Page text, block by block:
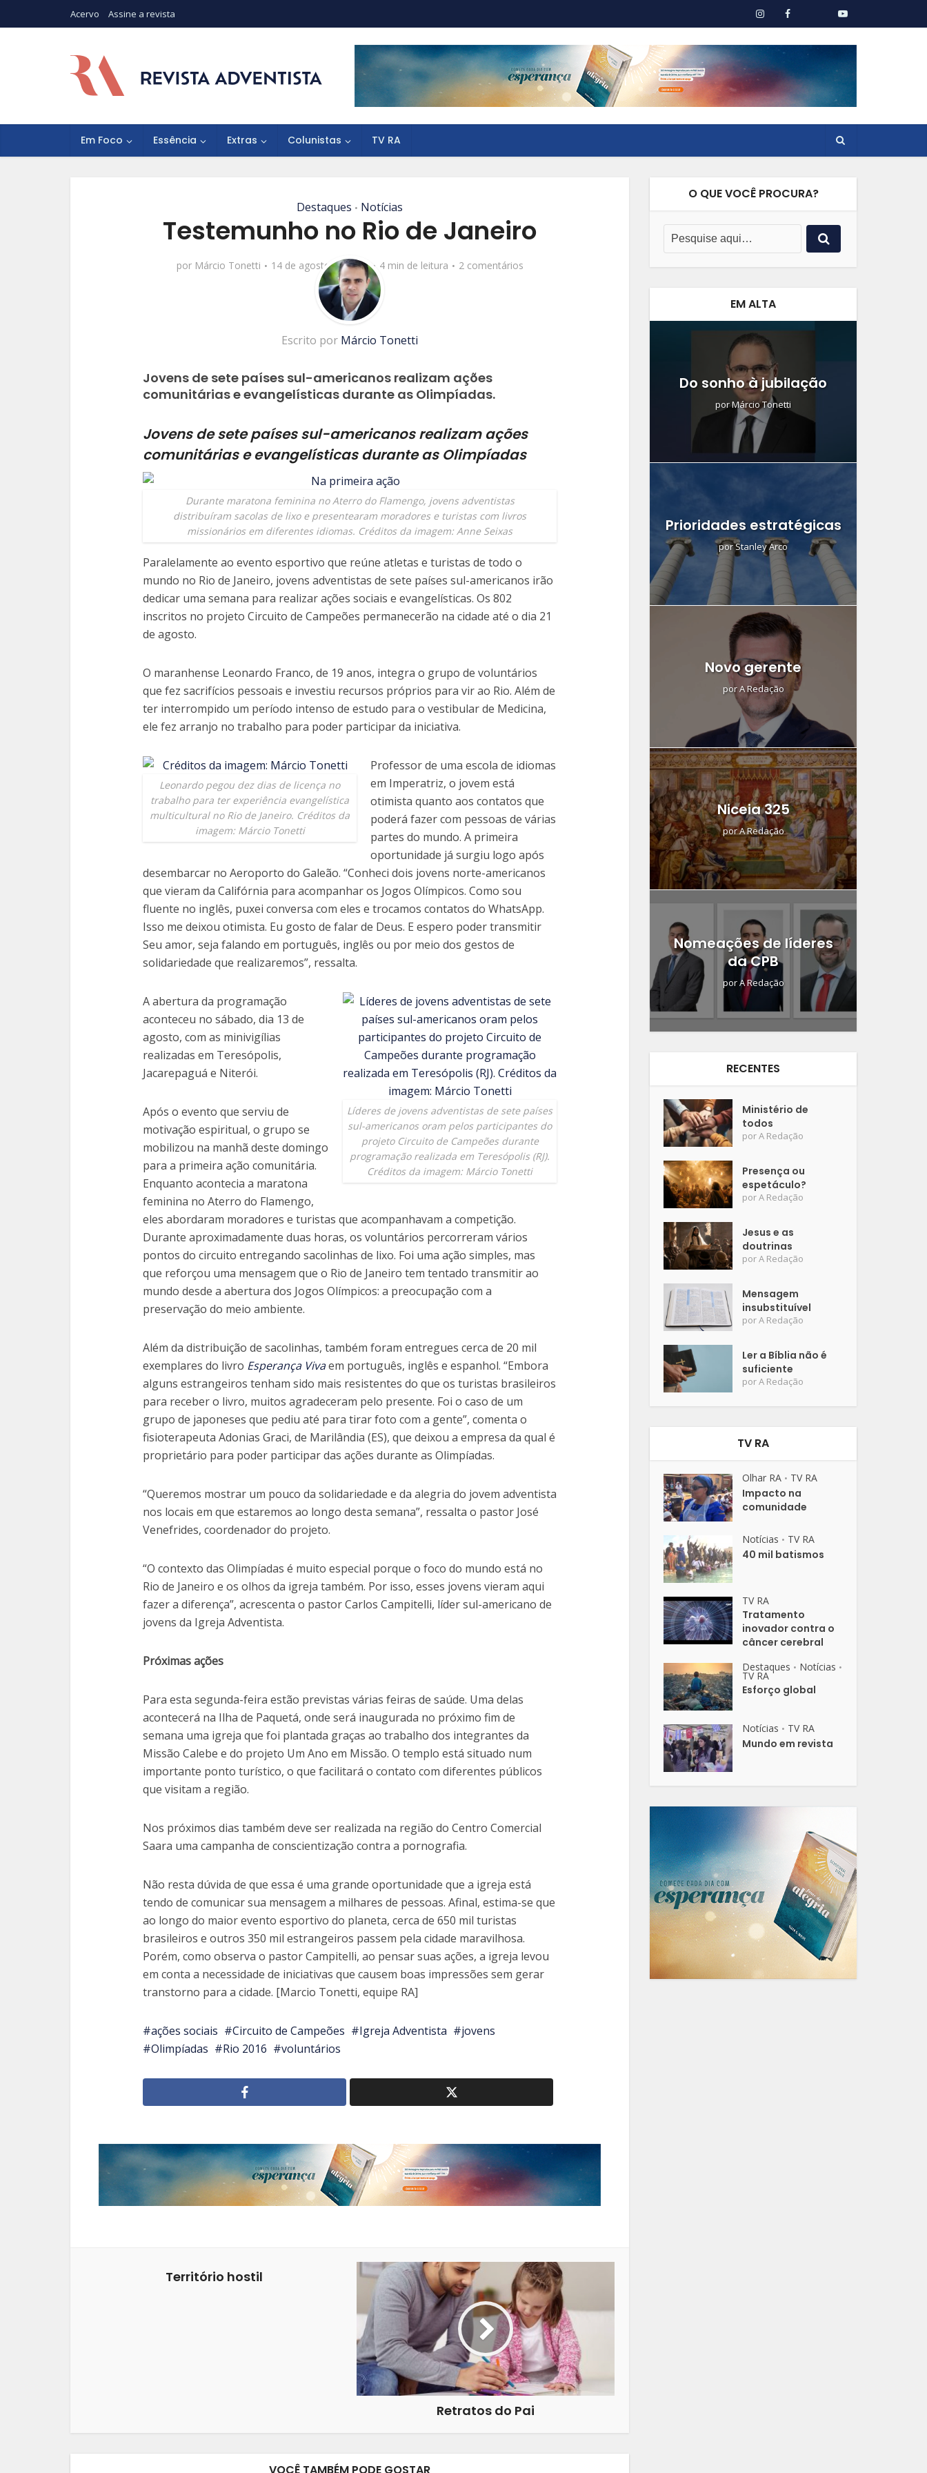
Acervo Assine a revista
Em Foco Essência Extras Colunistas TV RA
Destaques • Notícias
Testemunho no Rio de Janeiro
por Márcio Tonetti 14 de agosto de 2016 4 min de leitura 2 comentários
Escrito por Márcio Tonetti
Jovens de sete países sul-americanos realizam ações
comunitárias e evangelísticas durante as Olimpíadas.
Jovens de sete países sul-americanos realizam ações
comunitárias e evangelísticas durante as Olimpíadas
Durante maratona feminina no Aterro do Flamengo, jovens adventistas
distribuíram sacolas de lixo e presentearam moradores e turistas com livros
missionários em diferentes idiomas. Créditos da imagem: Anne Seixas
Paralelamente ao evento esportivo que reúne atletas e turistas de todo o
mundo no Rio de Janeiro, jovens adventistas de sete países sul-americanos irão
dedicar uma semana para realizar ações sociais e evangelísticas. Os 802
inscritos no projeto Circuito de Campeões permanecerão na cidade até o dia 21
de agosto.
O maranhense Leonardo Franco, de 19 anos, integra o grupo de voluntários
que fez sacrifícios pessoais e investiu recursos próprios para vir ao Rio. Além de
ter interrompido um período intenso de estudo para o vestibular de Medicina,
ele fez arranjo no trabalho para poder participar da iniciativa.
Leonardo pegou dez dias de licença no
trabalho para ter experiência evangelística
multicultural no Rio de Janeiro. Créditos da
imagem: Márcio Tonetti
Professor de uma escola de idiomas
em Imperatriz, o jovem está
otimista quanto aos contatos que
poderá fazer com pessoas de várias
partes do mundo. A primeira
oportunidade já surgiu logo após
desembarcar no Aeroporto do Galeão. “Conheci dois jovens norte-americanos
que vieram da Califórnia para acompanhar os Jogos Olímpicos. Como sou
fluente no inglês, puxei conversa com eles e trocamos contatos do WhatsApp.
Isso me deixou otimista. Eu gosto de falar de Deus. E espero poder transmitir
Seu amor, seja falando em português, inglês ou por meio dos gestos de
solidariedade que realizaremos”, ressalta.
Líderes de jovens adventistas de sete países
sul-americanos oram pelos participantes do
projeto Circuito de Campeões durante
programação realizada em Teresópolis (RJ).
Créditos da imagem: Márcio Tonetti
A abertura da programação
aconteceu no sábado, dia 13 de
agosto, com as minivigílias
realizadas em Teresópolis,
Jacarepaguá e Niterói.
Após o evento que serviu de
motivação espiritual, o grupo se
mobilizou na manhã deste domingo
para a primeira ação comunitária.
Enquanto acontecia a maratona
feminina no Aterro do Flamengo,
eles abordaram moradores e turistas que acompanhavam a competição.
Durante aproximadamente duas horas, os voluntários percorreram vários
pontos do circuito entregando sacolinhas de lixo. Foi uma ação simples, mas
que reforçou uma mensagem que o Rio de Janeiro tem tentado transmitir ao
mundo desde a abertura dos Jogos Olímpicos: a preocupação com a
preservação do meio ambiente.
Além da distribuição de sacolinhas, também foram entregues cerca de 20 mil
exemplares do livro Esperança Vivaem português, inglês e espanhol. “Embora
alguns estrangeiros tenham sido mais resistentes do que os turistas brasileiros
para receber o livro, muitos agradeceram pelo presente. Foi o caso de um
grupo de japoneses que pediu até para tirar foto com a gente”, comenta o
fisioterapeuta Adonias Graci, de Marilândia (ES), que deixou a empresa da qual é
proprietário para poder participar das ações durante as Olimpíadas.
“Queremos mostrar um pouco da solidariedade e da alegria do jovem adventista
nos locais em que estaremos ao longo desta semana”, ressalta o pastor José
Venefrides, coordenador do projeto.
“O contexto das Olimpíadas é muito especial porque o foco do mundo está no
Rio de Janeiro e os olhos da igreja também. Por isso, esses jovens vieram aqui
fazer a diferença”, acrescenta o pastor Carlos Campitelli, líder sul-americano de
jovens da Igreja Adventista.
Próximas ações
Para esta segunda-feira estão previstas várias feiras de saúde. Uma delas
acontecerá na Ilha de Paquetá, onde será inaugurada no próximo fim de
semana uma igreja que foi plantada graças ao trabalho dos integrantes da
Missão Calebe e do projeto Um Ano em Missão. O templo está situado num
importante ponto turístico, o que facilitará o contato com diferentes públicos
que visitam a região.
Nos próximos dias também deve ser realizada na região do Centro Comercial
Saara uma campanha de conscientização contra a pornografia.
Não resta dúvida de que essa é uma grande oportunidade que a igreja está
tendo de comunicar sua mensagem a milhares de pessoas. Afinal, estima-se que
ao longo do maior evento esportivo do planeta, cerca de 650 mil turistas
brasileiros e outros 350 mil estrangeiros passem pela cidade maravilhosa.
Porém, como observa o pastor Campitelli, ao pensar suas ações, a igreja levou
em conta a necessidade de iniciativas que causem boas impressões sem gerar
transtorno para a cidade. [Marcio Tonetti, equipe RA]
ações sociais Circuito de Campeões Igreja Adventista
jovens
Olimpíadas
Rio 2016 voluntários
Território hostil
Retratos do Pai
O QUE VOCÊ PROCURA?
EM ALTA
Do sonho à jubilação
porMárcio Tonetti
Prioridades estratégicas
porStanley Arco
Novo gerente
porA Redação
Niceia 325
porA Redação
Nomeações de líderes
da CPB
porA Redação
RECENTES
Ministério de
todos
porA Redação
Presença ou
espetáculo?
porA Redação
Jesus e as
doutrinas
porA Redação
Mensagem
insubstituível
porA Redação
Ler a Bíblia não é
suficiente
porA Redação
TV RA
Olhar RA • TV RA
Impacto na
comunidade
Notícias • TV RA
40 mil batismos
TV RA
Tratamento
inovador contra o
câncer cerebral
Destaques • Notícias •
TV RA
Esforço global
Notícias • TV RA
Mundo em revista